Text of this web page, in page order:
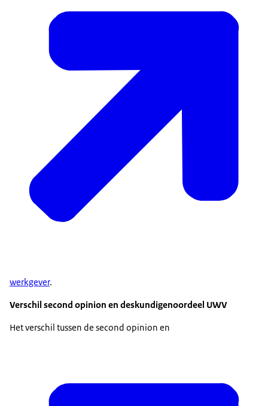
werkgever.
Verschil second opinion en deskundigenoordeel UWV
Het verschil tussen de second opinion en